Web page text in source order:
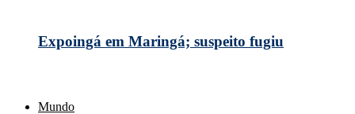
Expoingá em Maringá; suspeito fugiu
Mundo